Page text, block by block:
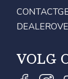
VOLG